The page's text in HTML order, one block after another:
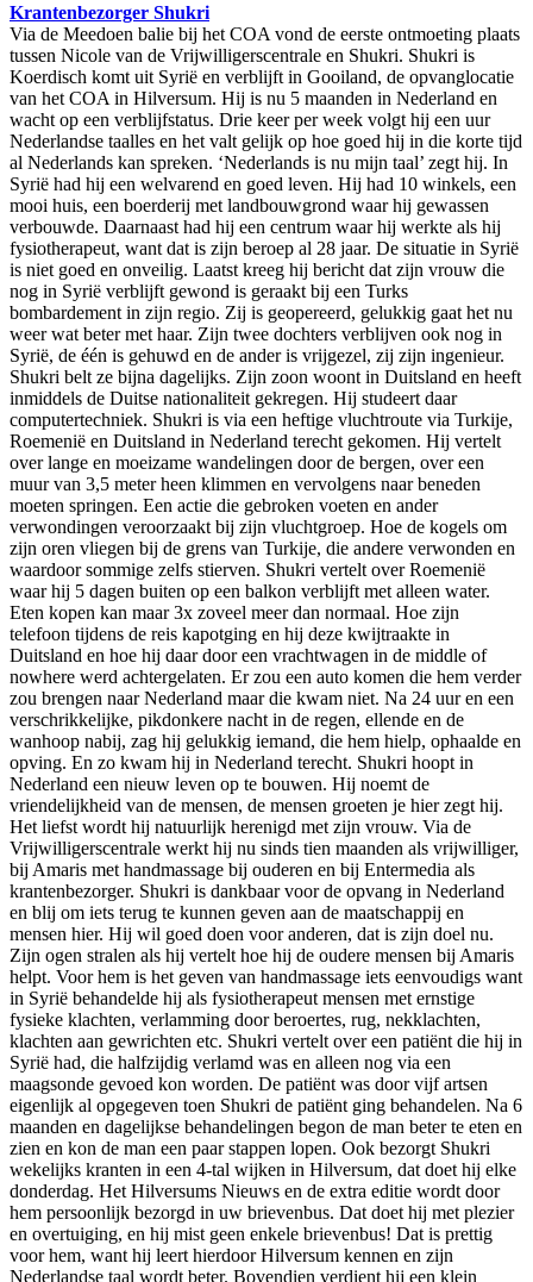
Krantenbezorger Shukri
Via de Meedoen balie bij het COA vond de eerste ontmoeting plaats
tussen Nicole van de Vrijwilligerscentrale en Shukri. Shukri is
Koerdisch komt uit Syrië en verblijft in Gooiland, de opvanglocatie
van het COA in Hilversum. Hij is nu 5 maanden in Nederland en
wacht op een verblijfstatus. Drie keer per week volgt hij een uur
Nederlandse taalles en het valt gelijk op hoe goed hij in die korte tijd
al Nederlands kan spreken. ‘Nederlands is nu mijn taal’ zegt hij. In
Syrië had hij een welvarend en goed leven. Hij had 10 winkels, een
mooi huis, een boerderij met landbouwgrond waar hij gewassen
verbouwde. Daarnaast had hij een centrum waar hij werkte als hij
fysiotherapeut, want dat is zijn beroep al 28 jaar. De situatie in Syrië
is niet goed en onveilig. Laatst kreeg hij bericht dat zijn vrouw die
nog in Syrië verblijft gewond is geraakt bij een Turks
bombardement in zijn regio. Zij is geopereerd, gelukkig gaat het nu
weer wat beter met haar. Zijn twee dochters verblijven ook nog in
Syrië, de één is gehuwd en de ander is vrijgezel, zij zijn ingenieur.
Shukri belt ze bijna dagelijks. Zijn zoon woont in Duitsland en heeft
inmiddels de Duitse nationaliteit gekregen. Hij studeert daar
computertechniek. Shukri is via een heftige vluchtroute via Turkije,
Roemenië en Duitsland in Nederland terecht gekomen. Hij vertelt
over lange en moeizame wandelingen door de bergen, over een
muur van 3,5 meter heen klimmen en vervolgens naar beneden
moeten springen. Een actie die gebroken voeten en ander
verwondingen veroorzaakt bij zijn vluchtgroep. Hoe de kogels om
zijn oren vliegen bij de grens van Turkije, die andere verwonden en
waardoor sommige zelfs stierven. Shukri vertelt over Roemenië
waar hij 5 dagen buiten op een balkon verblijft met alleen water.
Eten kopen kan maar 3x zoveel meer dan normaal. Hoe zijn
telefoon tijdens de reis kapotging en hij deze kwijtraakte in
Duitsland en hoe hij daar door een vrachtwagen in de middle of
nowhere werd achtergelaten. Er zou een auto komen die hem verder
zou brengen naar Nederland maar die kwam niet. Na 24 uur en een
verschrikkelijke, pikdonkere nacht in de regen, ellende en de
wanhoop nabij, zag hij gelukkig iemand, die hem hielp, ophaalde en
opving. En zo kwam hij in Nederland terecht. Shukri hoopt in
Nederland een nieuw leven op te bouwen. Hij noemt de
vriendelijkheid van de mensen, de mensen groeten je hier zegt hij.
Het liefst wordt hij natuurlijk herenigd met zijn vrouw. Via de
Vrijwilligerscentrale werkt hij nu sinds tien maanden als vrijwilliger,
bij Amaris met handmassage bij ouderen en bij Entermedia als
krantenbezorger. Shukri is dankbaar voor de opvang in Nederland
en blij om iets terug te kunnen geven aan de maatschappij en
mensen hier. Hij wil goed doen voor anderen, dat is zijn doel nu.
Zijn ogen stralen als hij vertelt hoe hij de oudere mensen bij Amaris
helpt. Voor hem is het geven van handmassage iets eenvoudigs want
in Syrië behandelde hij als fysiotherapeut mensen met ernstige
fysieke klachten, verlamming door beroertes, rug, nekklachten,
klachten aan gewrichten etc. Shukri vertelt over een patiënt die hij in
Syrië had, die halfzijdig verlamd was en alleen nog via een
maagsonde gevoed kon worden. De patiënt was door vijf artsen
eigenlijk al opgegeven toen Shukri de patiënt ging behandelen. Na 6
maanden en dagelijkse behandelingen begon de man beter te eten en
zien en kon de man een paar stappen lopen. Ook bezorgt Shukri
wekelijks kranten in een 4-tal wijken in Hilversum, dat doet hij elke
donderdag. Het Hilversums Nieuws en de extra editie wordt door
hem persoonlijk bezorgd in uw brievenbus. Dat doet hij met plezier
en overtuiging, en hij mist geen enkele brievenbus! Dat is prettig
voor hem, want hij leert hierdoor Hilversum kennen en zijn
Nederlandse taal wordt beter. Bovendien verdient hij een klein